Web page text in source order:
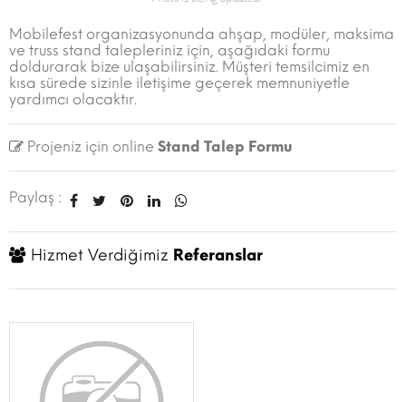
Mobilefest organizasyonunda ahşap, modüler, maksima
ve truss stand talepleriniz için, aşağıdaki formu
doldurarak bize ulaşabilirsiniz. Müşteri temsilcimiz en
kısa sürede sizinle iletişime geçerek memnuniyetle
yardımcı olacaktır.
Projeniz için online Stand Talep Formu
Paylaş :
Hizmet Verdiğimiz Referanslar